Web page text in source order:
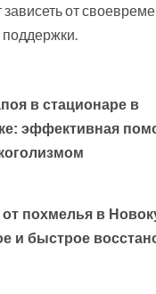
зависеть от
в стационаре в
эффективная
похмелья в
и быстрое